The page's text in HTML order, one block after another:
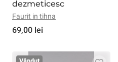
dezmeticesc
Faurit in tihna
69,00 lei